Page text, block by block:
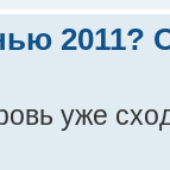
2011?
уже